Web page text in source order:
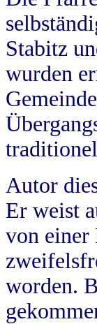
Stabitz
wurden
Autor
Er weist
von einer
worden.